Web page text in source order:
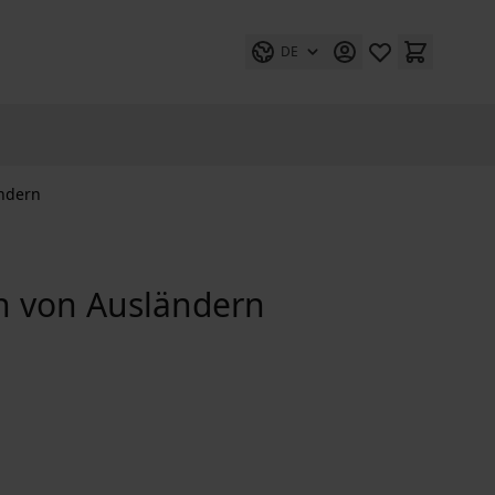
DE
von Ausländern